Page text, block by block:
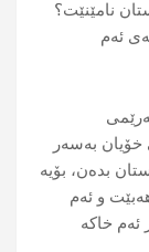
نامێنێت؟
ئه‌م
به‌سه‌ر
بده‌ن، بۆیه‌
و ئه‌م
ئه‌م خاكه‌